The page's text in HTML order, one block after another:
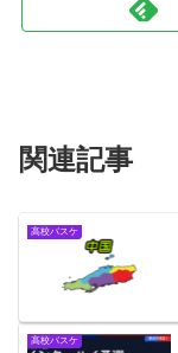
関連記事
高校バスケ
高校バスケ